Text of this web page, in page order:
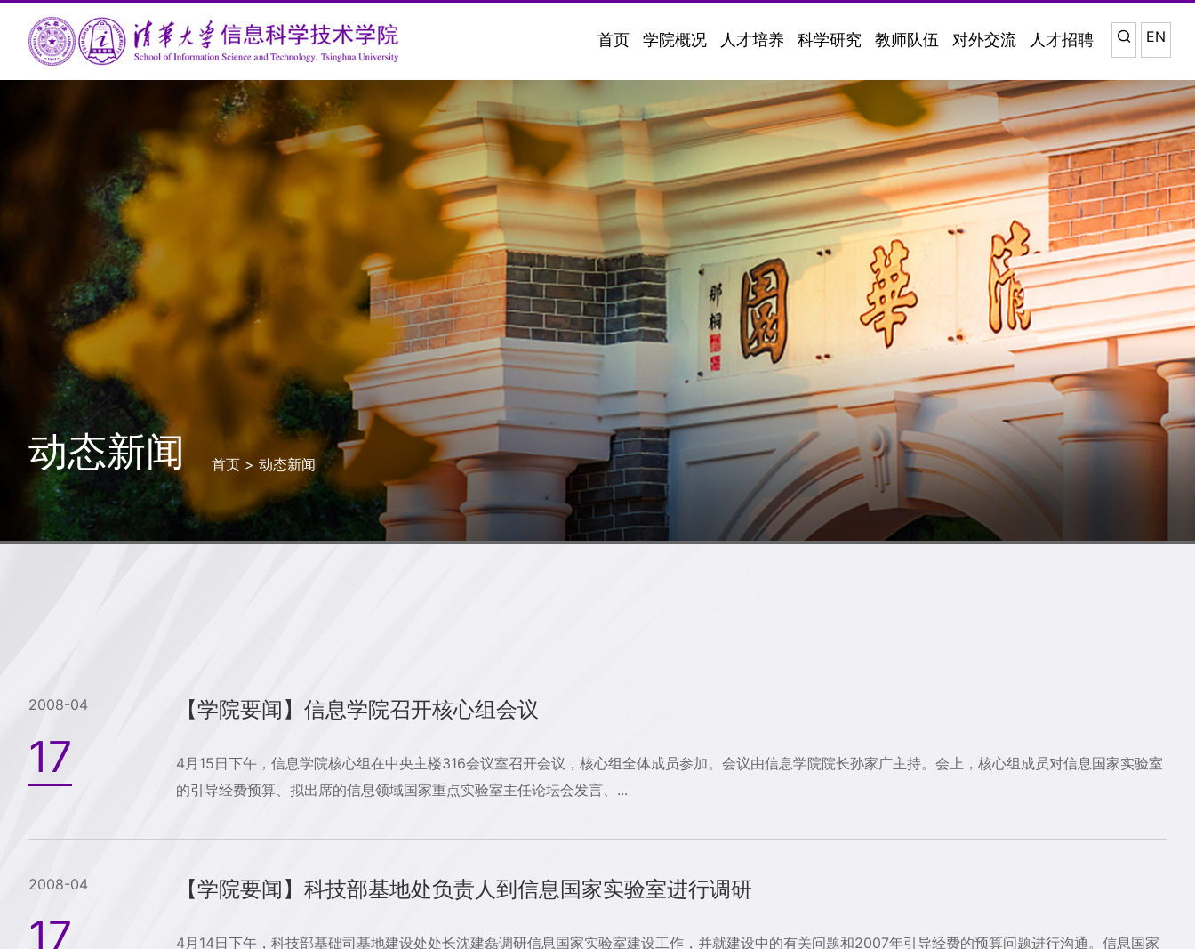
首页 学院概况 人才培养 科学研究 教师队伍 对外交流 人才招聘 EN
动态新闻 首页 > 动态新闻
2008-04
17
【学院要闻】信息学院召开核心组会议
4月15日下午，信息学院核心组在中央主楼316会议室召开会议，核心组全体成员参加。会议由信息学院院长孙家广主持。会上，核心组成员对信息国家实验室
的引导经费预算、拟出席的信息领域国家重点实验室主任论坛会发言、...
2008-04
17
【学院要闻】科技部基地处负责人到信息国家实验室进行调研
4月14日下午，科技部基础司基地建设处处长沈建磊调研信息国家实验室建设工作，并就建设中的有关问题和2007年引导经费的预算问题进行沟通。信息国家